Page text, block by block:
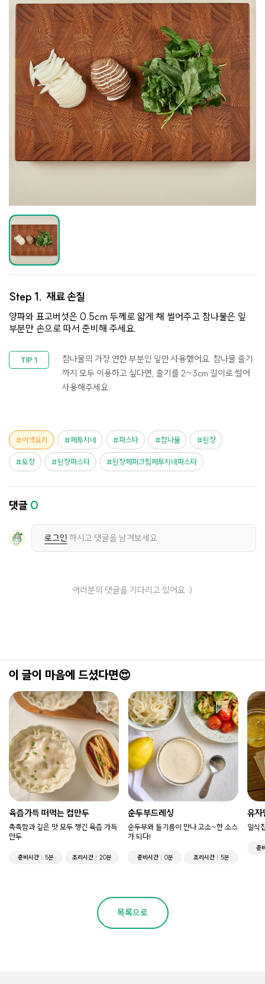
Step 1. 재료 손질
양파와 표고버섯은 0.5cm 두께로 얇게 채 썰어주고 참나물은 잎
부분만 손으로 따서 준비해 주세요.
참나물의 가장 연한 부분인 잎만 사용했어요. 참나물 줄기
까지 모두 이용하고 싶다면, 줄기를 2~3cm 길이로 썰어
사용해주세요.
이색요리 페투치네 파스타 참나물 된장
토장 된장파스타 된장페퍼크림페투치네파스타
댓글 0
로그인 하시고 댓글을 남겨보세요.
여러분의 댓글을 기다리고 있어요 :)
이 글이 마음에 드셨다면😍
육즙가득 떠먹는 컵만두
촉촉함과 깊은 맛 모두 챙긴 육즙 가득
만두
준비시간 5분 조리시간 20분
순두부드레싱
순두부와 들기름이 만나 고소~한 소스
가 되다!
준비시간 0분 조리시간 5분
유자
일식
준
목록으로